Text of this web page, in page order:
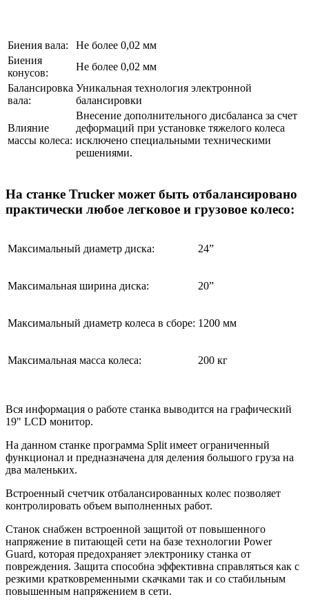
Биения вала:
Не более 0,02 мм
Биения
конусов:
Не более 0,02 мм
Балансировка
вала:
Уникальная технология электронной
балансировки
Влияние
массы колеса:
Внесение дополнительного дисбаланса за счет
деформаций при установке тяжелого колеса
исключено специальными техническими
решениями.
На станке Trucker может быть отбалансировано
практически любое легковое и грузовое колесо:
Максимальный диаметр диска: 24”
Максимальная ширина диска: 20”
Максимальный диаметр колеса в сборе: 1200 мм
Максимальная масса колеса: 200 кг
Вся информация о работе станка выводится на графический
19" LCD монитор.
На данном станке программа Split имеет ограниченный
функционал и предназначена для деления большого груза на
два маленьких.
Встроенный счетчик отбалансированных колес позволяет
контролировать объем выполненных работ.
Станок снабжен встроенной защитой от повышенного
напряжение в питающей сети на базе технологии Power
Guard, которая предохраняет электронику станка от
повреждения. Защита способна эффективна справляться как с
резкими кратковременными скачками так и со стабильным
повышенным напряжением в сети.